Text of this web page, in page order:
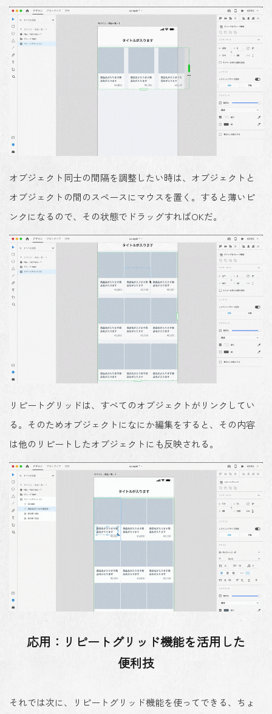
オブジェクト同士の間隔を調整したい時は、オブジェクトと
オブジェクトの間のスペースにマウスを置く。すると薄いピ
ンクになるので、その状態でドラッグすればOKだ。
リピートグリッドは、すべてのオブジェクトがリンクしてい
る。そのためオブジェクトになにか編集をすると、その内容
は他のリピートしたオブジェクトにも反映される。
応用：リピートグリッド機能を活用した
便利技
それでは次に、リピートグリッド機能を使ってできる、ちょ